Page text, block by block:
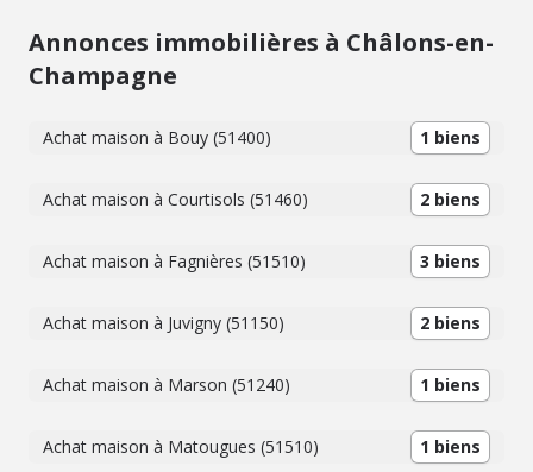
Annonces immobilières à Châlons-en-
Champagne
Achat maison à Bouy (51400) 1 biens
Achat maison à Courtisols (51460) 2 biens
Achat maison à Fagnières (51510) 3 biens
Achat maison à Juvigny (51150) 2 biens
Achat maison à Marson (51240) 1 biens
Achat maison à Matougues (51510) 1 biens